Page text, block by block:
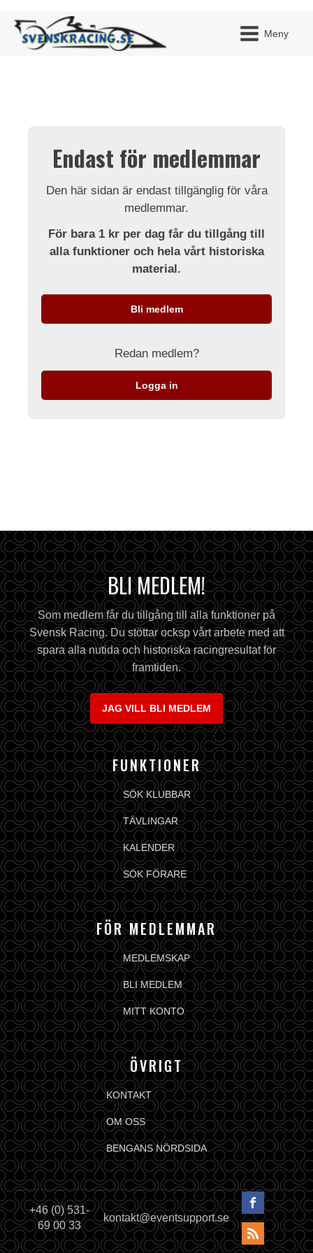
Meny
Endast för medlemmar
Den här sidan är endast tillgänglig för våra
medlemmar.
För bara 1 kr per dag får du tillgång till
alla funktioner och hela vårt historiska
material.
Bli medlem
Redan medlem?
Logga in
BLI MEDLEM!
Som medlem får du tillgång till alla funktioner på
Svensk Racing. Du stöttar ocksp vårt arbete med att
spara alla nutida och historiska racingresultat för
framtiden.
JAG VILL BLI MEDLEM
FUNKTIONER
SÖK KLUBBAR
TÄVLINGAR
KALENDER
SÖK FÖRARE
FÖR MEDLEMMAR
MEDLEMSKAP
BLI MEDLEM
MITT KONTO
ÖVRIGT
KONTAKT
OM OSS
BENGANS NÖRDSIDA
+46 (0) 531-
69 00 33
kontakt@eventsupport.se